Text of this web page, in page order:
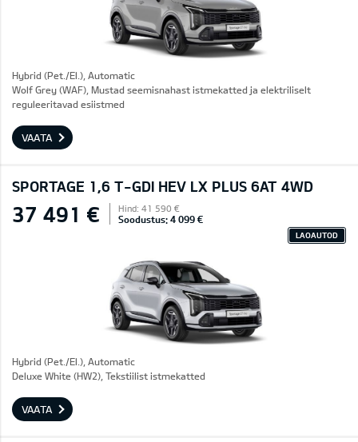
Hybrid (Pet./El.), Automatic
Wolf Grey (WAF), Mustad seemisnahast istmekatted ja elektriliselt
reguleeritavad esiistmed
VAATA
SPORTAGE 1,6 T-GDI HEV LX PLUS 6AT 4WD
37 491 € Hind: 41 590 €
Soodustus: 4 099 €
LAOAUTOD
Hybrid (Pet./El.), Automatic
Deluxe White (HW2), Tekstiilist istmekatted
VAATA